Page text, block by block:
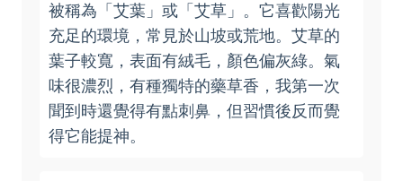
被稱為「艾葉」或「艾草」。它喜歡陽光
充足的環境，常見於山坡或荒地。艾草的
葉子較寬，表面有絨毛，顏色偏灰綠。氣
味很濃烈，有種獨特的藥草香，我第一次
聞到時還覺得有點刺鼻，但習慣後反而覺
得它能提神。